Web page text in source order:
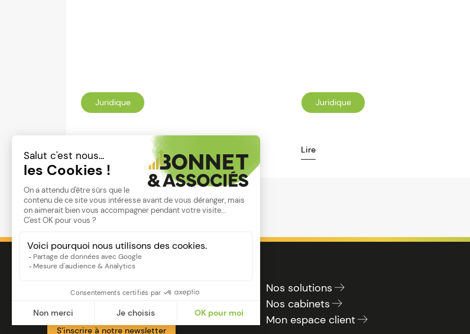
Juridique Juridique
Lire
Ensemble pour votre réussite
S’inscrire à notre newsletter
Nos solutions
Nos cabinets
Mon espace client